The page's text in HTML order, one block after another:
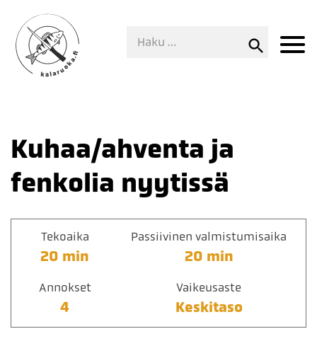
Kuhaa/ahventa ja
fenkolia nyytissä
Tekoaika
20 min
Passiivinen valmistumisaika
20 min
Annokset
4
Vaikeusaste
Keskitaso